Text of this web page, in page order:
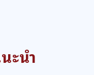
นำ